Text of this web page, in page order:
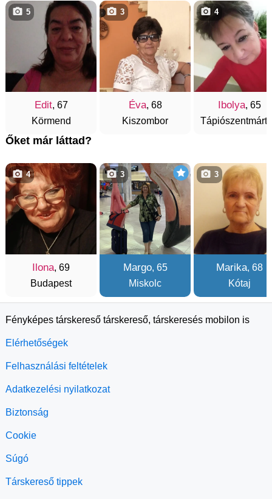
Edit, 67
Körmend
5
Éva, 68
Kiszombor
3
Ibolya, 65
4
Őket már láttad?
Ilona, 69
Budapest
4
Margo, 65
Miskolc
3
Marika, 68
Kótaj
3
Fényképes társkereső társkereső, társkeresés mobilon is
Elérhetőségek
Felhasználási feltételek
Adatkezelési nyilatkozat
Biztonság
Cookie
Súgó
Társkereső tippek